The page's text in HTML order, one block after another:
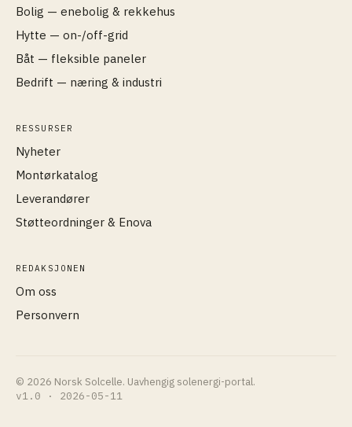
Bolig — enebolig & rekkehus
Hytte — on-/off-grid
Båt — fleksible paneler
Bedrift — næring & industri
RESSURSER
Nyheter
Montørkatalog
Leverandører
Støtteordninger & Enova
REDAKSJONEN
Om oss
Personvern
© 2026 Norsk Solcelle. Uavhengig solenergi-portal.
v1.0 · 2026-05-11